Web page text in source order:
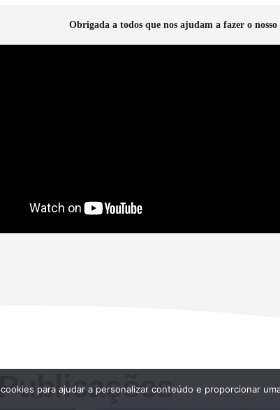
Obrigada a todos que nos ajudam a fazer o
para ajudar a personalizar conteúdo e proporcionar